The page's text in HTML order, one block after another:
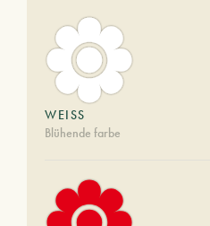
WEISS
Blühende farbe